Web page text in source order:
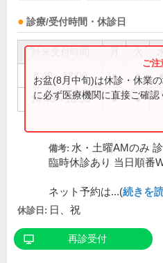
診療/受付時間・休診日
8:40～12:00 ● ●
14:40～18:00 ● ●
お盆(8月中旬)は休診・休業
に必ず医療機関に直接ご確認
備考: 水・土曜AMのみ
臨時休診あり 当日順番
ネット予約は...(続きを
休診日: 日、祝
再診受付